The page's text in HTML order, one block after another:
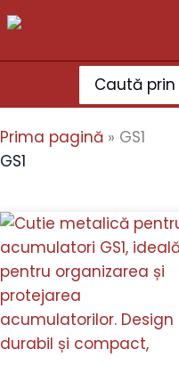
Skip
to
content
Search
for:
Prima pagină » GS1
GS1